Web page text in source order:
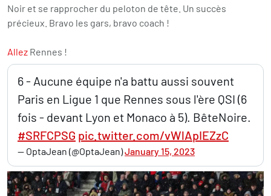
Noir et se rapprocher du peloton de tête. Un succès
précieux. Bravo les gars, bravo coach !
Allez Rennes !
6 - Aucune équipe n'a battu aussi souvent
Paris en Ligue 1 que Rennes sous l'ère QSI (6
fois - devant Lyon et Monaco à 5). BêteNoire.
#SRFCPSG pic.twitter.com/vWlApIEZzC
— OptaJean (@OptaJean)January 15, 2023